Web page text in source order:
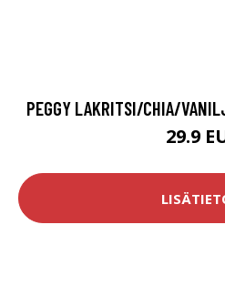
PEGGY LAKRITSI/CHIA/
29.9